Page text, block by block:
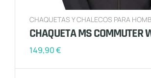
CHAQUETAS Y CHALECOS PARA
CHAQUETA MS COMMUTER
149,90€